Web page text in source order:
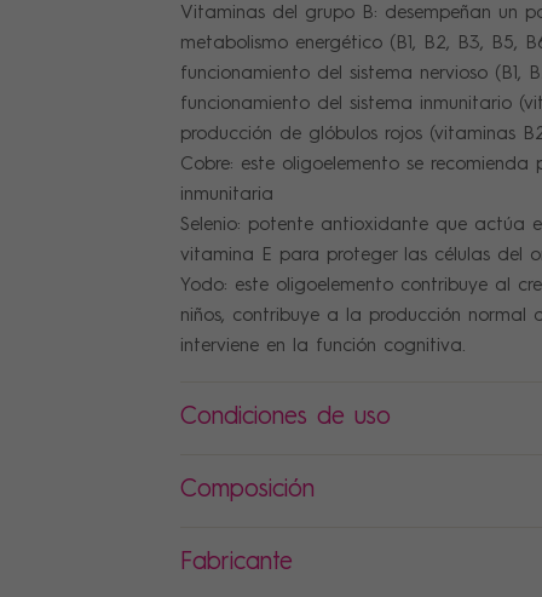
Vitaminas del grupo B: desempeñan un
metabolismo energético (B1, B2, B3, B5,
funcionamiento del sistema nervioso (B1,
funcionamiento del sistema inmunitario
producción de glóbulos rojos (vitaminas
Cobre: este oligoelemento se
inmunitaria
Selenio: potente antioxidante que actúa
vitamina E para proteger las células del
Yodo: este oligoelemento contribuye al
niños, contribuye a la producción normal
interviene en la función cognitiva.
Condiciones de uso
Composición
Fabricante